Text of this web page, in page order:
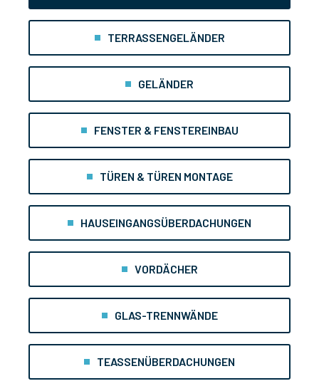
TERRASSENGELÄNDER
GELÄNDER
FENSTER & FENSTEREINBAU
TÜREN & TÜREN MONTAGE
HAUSEINGANGSÜBERDACHUNGEN
VORDÄCHER
GLAS-TRENNWÄNDE
TEASSENÜBERDACHUNGEN